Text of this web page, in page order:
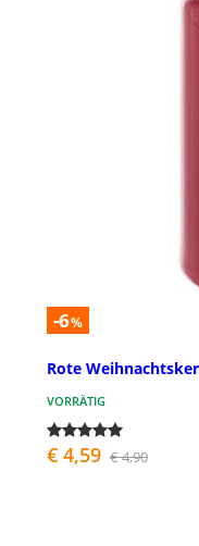
-6%
Rote
VORRÄTIG
€ 4,59 € 4,90